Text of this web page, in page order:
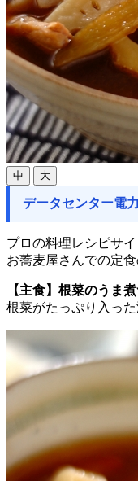
中 大
データセンター電
プロの料理レシピサ
お蕎麦屋さんでの定
【主食】根菜のうま
根菜がたっぷり入っ